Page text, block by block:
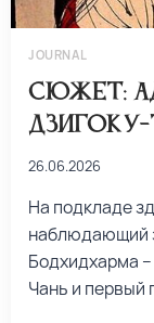
JOURNAL
Сюжет:
26.06.2026
На подкладе
наблюдающий
Бодхидхарма
Чань и первый